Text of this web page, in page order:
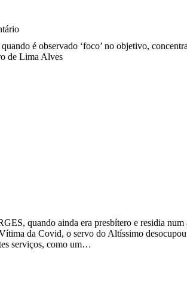
é observado ‘foco’ no objetivo,
de Lima Alves
quando ainda era presbítero e residia num
da Covid, o servo do Altíssimo
serviços, como um…